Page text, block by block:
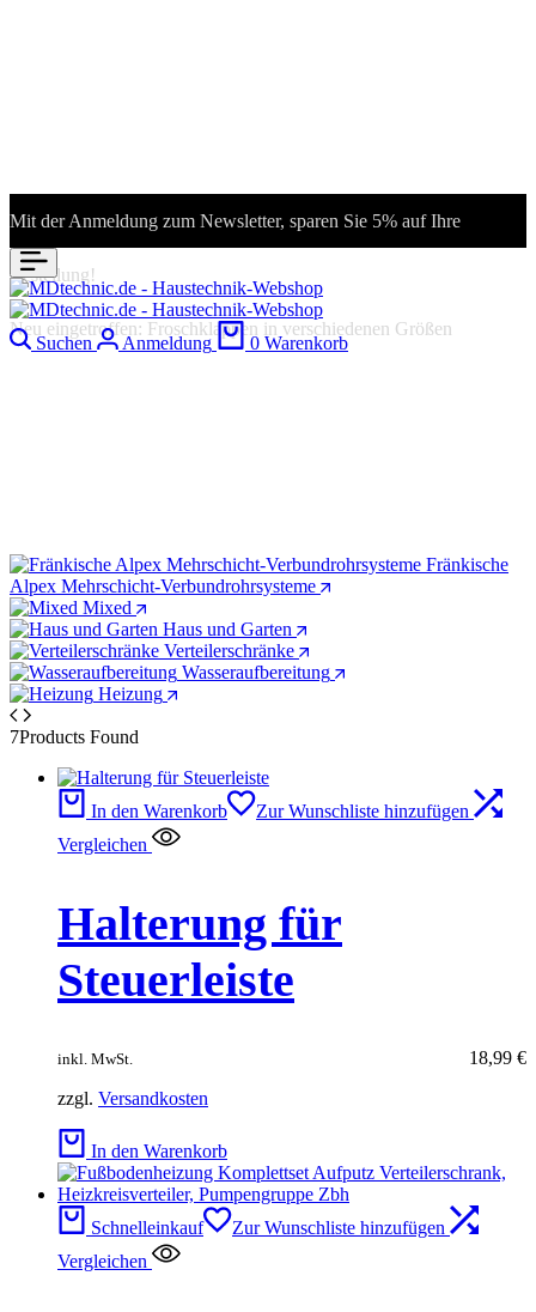
Mit der Anmeldung zum Newsletter, sparen Sie 5% auf Ihre
Bestellung!
Neu eingetroffen: Froschklappen in verschiedenen Größen
Suchen Anmeldung 0 Warenkorb
Fränkische
Alpex Mehrschicht-Verbundrohrsysteme
Mixed
Haus und Garten
Verteilerschränke
Wasseraufbereitung
Heizung
7Products Found
In den Warenkorb
Zur Wunschliste hinzufügen
Vergleichen
Halterung für
Steuerleiste
18,99 €
inkl. MwSt.
zzgl. Versandkosten
In den Warenkorb
Schnelleinkauf
Zur Wunschliste hinzufügen
Vergleichen